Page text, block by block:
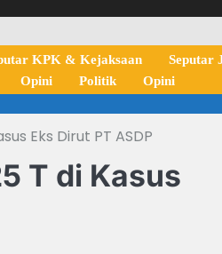
KPK & Kejaksaan Seputar
Opini Politik Opini
Eks Dirut PT ASDP
T di Kasus